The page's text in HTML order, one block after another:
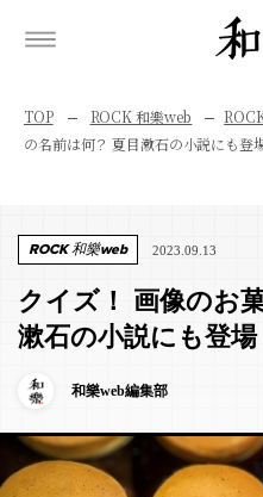
TOP ROCK 和樂web
の名前は何？ 夏目漱石の小説にも登
ROCK 和樂web 2023.09.13
クイズ！ 画像のお
漱石の小説にも登場
和樂web編集部